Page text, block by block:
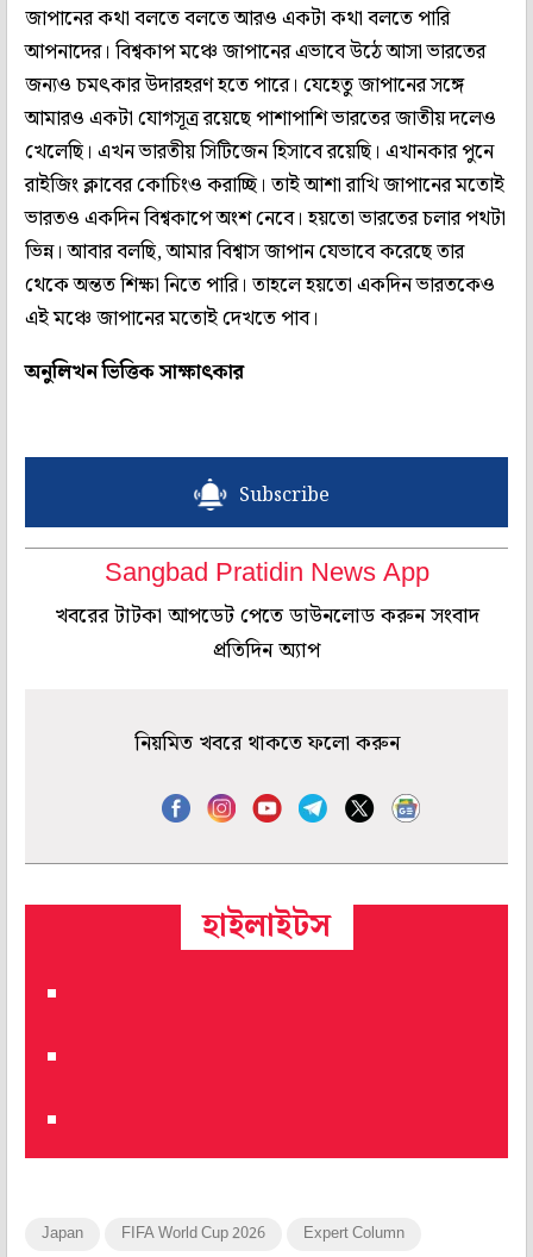
জাপানের কথা বলতে বলতে আরও একটা কথা বলতে পারি
আপনাদের। বিশ্বকাপ মঞ্চে জাপানের এভাবে উঠে আসা ভারতের
জন্যও চমৎকার উদারহরণ হতে পারে। যেহেতু জাপানের সঙ্গে
আমারও একটা যোগসূত্র রয়েছে পাশাপাশি ভারতের জাতীয় দলেও
খেলেছি। এখন ভারতীয় সিটিজেন হিসাবে রয়েছি। এখানকার পুনে
রাইজিং ক্লাবের কোচিংও করাচ্ছি। তাই আশা রাখি জাপানের মতোই
ভারতও একদিন বিশ্বকাপে অংশ নেবে। হয়তো ভারতের চলার পথটা
ভিন্ন। আবার বলছি, আমার বিশ্বাস জাপান যেভাবে করেছে তার
থেকে অন্তত শিক্ষা নিতে পারি। তাহলে হয়তো একদিন ভারতকেও
এই মঞ্চে জাপানের মতোই দেখতে পাব।
অনুলিখন ভিত্তিক সাক্ষাৎকার
Subscribe
Sangbad Pratidin News App
খবরের টাটকা আপডেট পেতে ডাউনলোড করুন সংবাদ
প্রতিদিন অ্যাপ
নিয়মিত খবরে থাকতে ফলো করুন
হাইলাইটস
Japan FIFA World Cup 2026 Expert Column